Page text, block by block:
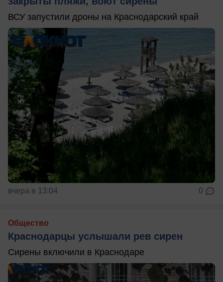
ВСУ запустили дроны на Краснодарский край
вчера в 13:04 0
Общество
Краснодарцы услышали рев сирен
Сирены включили в Краснодаре